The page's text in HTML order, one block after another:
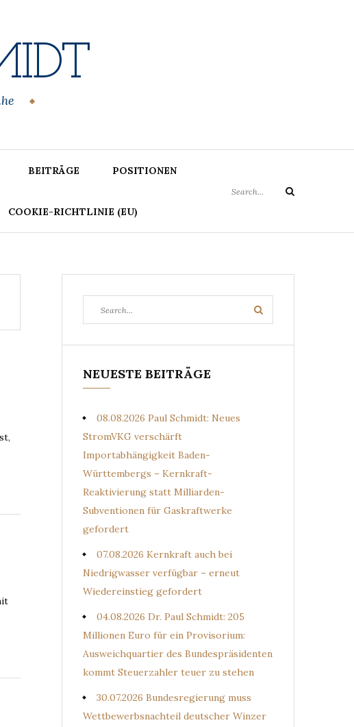
BEITRÄGE POSITIONEN
COOKIE-RICHTLINIE (EU)
Search
for:
Search
NEUESTE BEITRÄGE
08.08.2026 Paul Schmidt: Neues
StromVKG verschärft
Importabhängigkeit Baden-
Württembergs – Kernkraft-
Reaktivierung statt Milliarden-
Subventionen für Gaskraftwerke
gefordert
07.08.2026 Kernkraft auch bei
Niedrigwasser verfügbar – erneut
Wiedereinstieg gefordert
04.08.2026 Dr. Paul Schmidt: 205
Millionen Euro für ein Provisorium:
Ausweichquartier des Bundespräsidenten
kommt Steuerzahler teuer zu stehen
30.07.2026 Bundesregierung muss
Wettbewerbsnachteil deutscher Winzer